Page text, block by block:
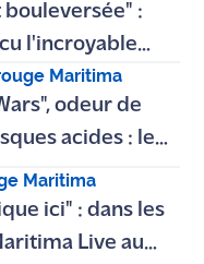
:
l'incroyable
et Frida
des
Maritima
odeur de
acides : le
comme vous ne
Maritima
ici" : dans les
Live au